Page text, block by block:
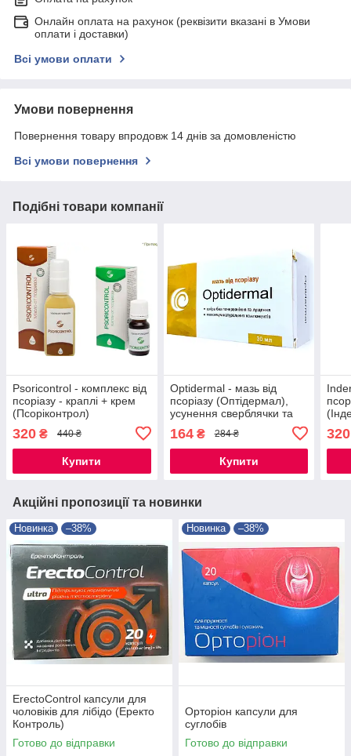
Онлайн оплата на рахунок (реквізити вказані в Умови
оплати і доставки)
Всі умови оплати
Умови повернення
Повернення товару впродовж 14 днів за домовленістю
Всі умови повернення
Подібні товари компанії
Psoricontrol - комплекс від
псоріазу - краплі + крем
(Псоріконтрол)
320 ₴ 440 ₴
Купити
Optidermal - мазь від
псоріазу (Оптідермал),
усунення сверблячки та
164₴ 284 ₴
Купити
320
Акційні пропозиції та новинки
Новинка –38%
ErectoControl капсули для
чоловіків для лібідо (Еректо
Контроль)
Готово до відправки
Новинка –38%
Орторіон капсули для
суглобів
Готово до відправки